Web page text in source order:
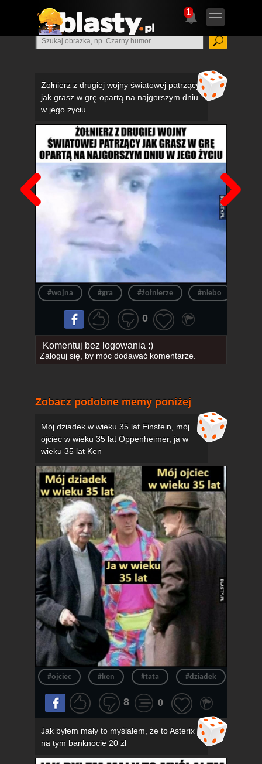
1
Żołnierz z drugiej wojny światowej patrzący
jak grasz w grę opartą na najgorszym dniu
w jego życiu
Poprzedni
#wojna #gra #żołnierze #niebo
0
Komentuj bez logowania :)
Zaloguj się, by móc dodawać komentarze.
Zobacz podobne memy poniżej
Mój dziadek w wieku 35 lat Einstein, mój
ojciec w wieku 35 lat Oppenheimer, ja w
wieku 35 lat Ken
#ojciec #ken #tata #dziadek
8 0
Jak byłem mały to myślałem, że to Asterix
na tym banknocie 20 zł